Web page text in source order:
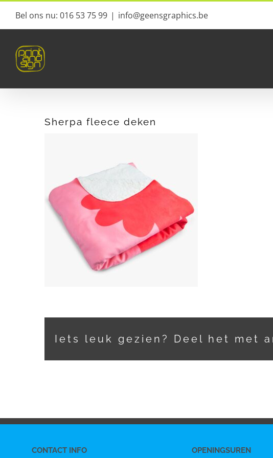
Ga
Bel ons nu: 016 53 75 99 | info@geensgraphics.be
Sherpa fleece deken
Iets leuk gezien? Deel het met
CONTACT INFO OPENINGSUREN